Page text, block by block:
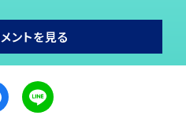
ントを見る